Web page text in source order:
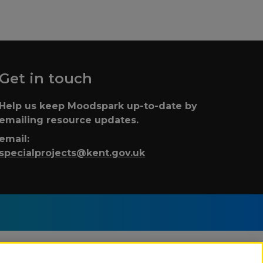
Get in touch
Help us keep Moodspark up-to-date by
emailing resource updates.
email:
specialprojects@kent.gov.uk